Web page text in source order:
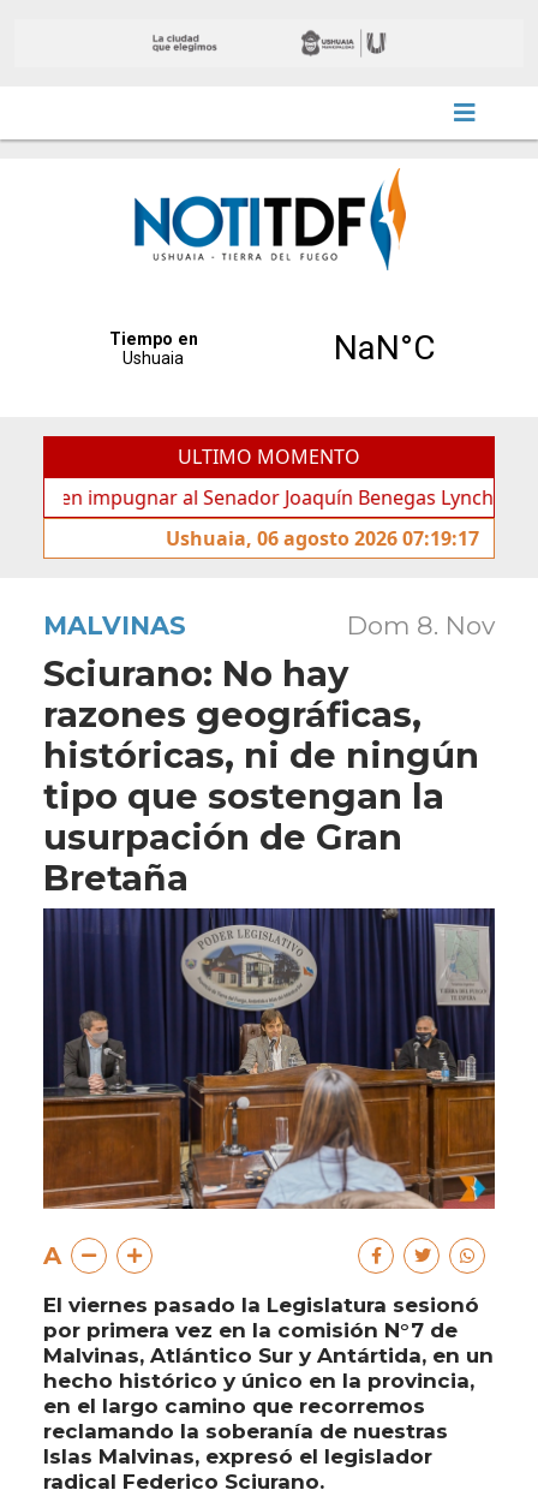
ULTIMO MOMENTO
impugnar al Senador Joaquín Benegas Lynch por
Ushuaia, 06 agosto 2026 07:19:17
MALVINAS Dom 8. Nov
Sciurano: No hay
razones geográficas,
históricas, ni de ningún
tipo que sostengan la
usurpación de Gran
Bretaña
A
El viernes pasado la Legislatura sesionó
por primera vez en la comisión N°7 de
Malvinas, Atlántico Sur y Antártida, en un
hecho histórico y único en la provincia,
en el largo camino que recorremos
reclamando la soberanía de nuestras
Islas Malvinas, expresó el legislador
radical Federico Sciurano.